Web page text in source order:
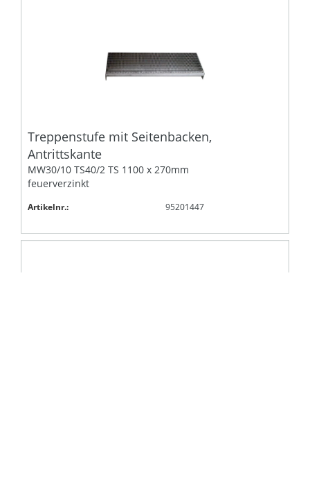
Treppenstufe mit Seitenbacken,
Antrittskante
MW30/10 TS40/2 TS 1100 x 270mm
feuerverzinkt
Artikelnr.: 95201447